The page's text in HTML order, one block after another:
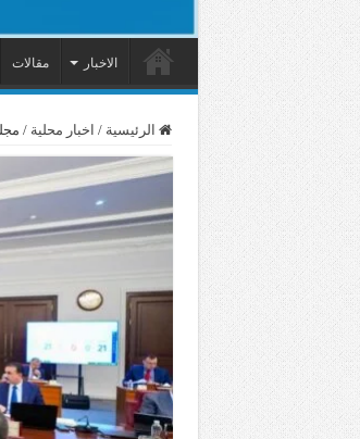
الاخبار مقالات
الرئيسية / اخبار محلية /